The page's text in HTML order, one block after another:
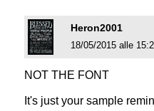
Heron2001
18/05/2015 alle
NOT THE FONT
It's just your sample